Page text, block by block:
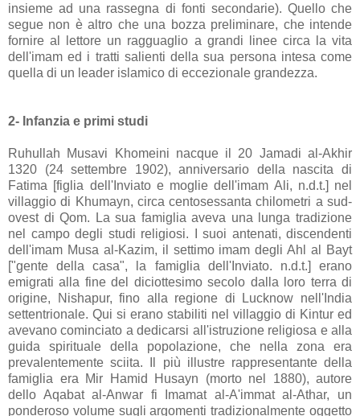
insieme ad una rassegna di fonti secondarie). Quello che
segue non è altro che una bozza preliminare, che intende
fornire al lettore un ragguaglio a grandi linee circa la vita
dell'imam ed i tratti salienti della sua persona intesa come
quella di un leader islamico di eccezionale grandezza.
2- Infanzia e primi studi
Ruhullah Musavi Khomeini nacque il 20 Jamadi al-Akhir
1320 (24 settembre 1902), anniversario della nascita di
Fatima [figlia dell'Inviato e moglie dell'imam Ali, n.d.t.] nel
villaggio di Khumayn, circa centosessanta chilometri a sud-
ovest di Qom. La sua famiglia aveva una lunga tradizione
nel campo degli studi religiosi. I suoi antenati, discendenti
dell'imam Musa al-Kazim, il settimo imam degli Ahl al Bayt
["gente della casa", la famiglia dell'Inviato. n.d.t.] erano
emigrati alla fine del diciottesimo secolo dalla loro terra di
origine, Nishapur, fino alla regione di Lucknow nell'India
settentrionale. Qui si erano stabiliti nel villaggio di Kintur ed
avevano cominciato a dedicarsi all'istruzione religiosa e alla
guida spirituale della popolazione, che nella zona era
prevalentemente sciita. Il più illustre rappresentante della
famiglia era Mir Hamid Husayn (morto nel 1880), autore
dello Aqabat al-Anwar fi Imamat al-A'immat al-Athar, un
ponderoso volume sugli argomenti tradizionalmente oggetto